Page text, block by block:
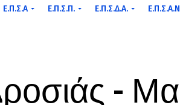
Ε.Π.Σ.Α Ε.Π.Σ.Π. Ε.Π.Σ.Δ.Α.
–